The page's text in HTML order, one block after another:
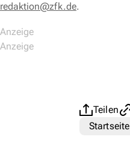
redaktion@zfk.de.
Teilen
Startseite